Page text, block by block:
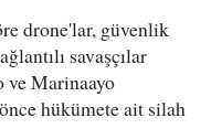
drone'lar, güvenlik
savaşçılar
ve Marinaayo
hükümete ait silah